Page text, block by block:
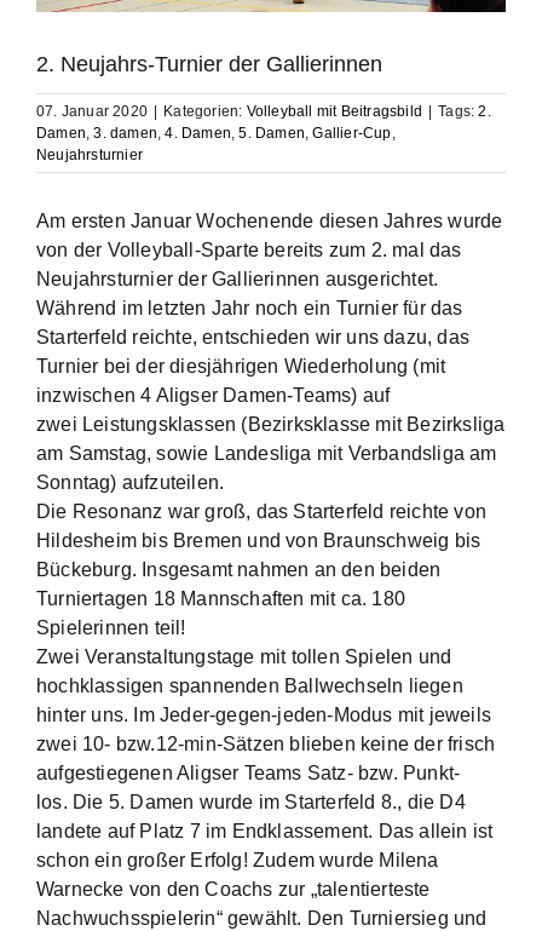
2. Neujahrs-Turnier der Gallierinnen
07. Januar 2020 Kategorien: Volleyball mit Beitragsbild Tags:2.
Damen,3. damen,4. Damen,5. Damen,Gallier-Cup,
Neujahrsturnier
Am ersten Januar Wochenende diesen Jahres wurde
von der Volleyball-Sparte bereits zum 2. mal das
Neujahrsturnier der Gallierinnen ausgerichtet.
Während im letzten Jahr noch ein Turnier für das
Starterfeld reichte, entschieden wir uns dazu, das
Turnier bei der diesjährigen Wiederholung (mit
inzwischen 4 Aligser Damen-Teams) auf
zwei Leistungsklassen (Bezirksklasse mit Bezirksliga
am Samstag, sowie Landesliga mit Verbandsliga am
Sonntag) aufzuteilen.
Die Resonanz war groß, das Starterfeld reichte von
Hildesheim bis Bremen und von Braunschweig bis
Bückeburg. Insgesamt nahmen an den beiden
Turniertagen 18 Mannschaften mit ca. 180
Spielerinnen teil!
Zwei Veranstaltungstage mit tollen Spielen und
hochklassigen spannenden Ballwechseln liegen
hinter uns. Im Jeder-gegen-jeden-Modus mit jeweils
zwei 10- bzw.12-min-Sätzen blieben keine der frisch
aufgestiegenen Aligser Teams Satz- bzw. Punkt-
los. Die 5. Damen wurde im Starterfeld 8., die D4
landete auf Platz 7 im Endklassement. Das allein ist
schon ein großer Erfolg! Zudem wurde Milena
Warnecke von den Coachs zur „talentierteste
Nachwuchsspielerin“ gewählt. Den Turniersieg und